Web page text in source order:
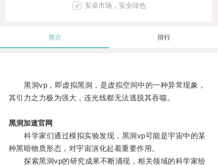
安卓市场，安全绿色
简介 排行
黑洞vp，即虚拟黑洞，是虚拟空间中的一种异常现象，
其引力之力极为强大，连光线都无法逃脱其吞噬。
黑洞加速官网
科学家们通过模拟实验发现，黑洞vp可能是宇宙中的某
种黑暗物质形态，对宇宙演化起着重要作用。
探索黑洞vp的研究成果不断涌现，相关领域的科学家纷